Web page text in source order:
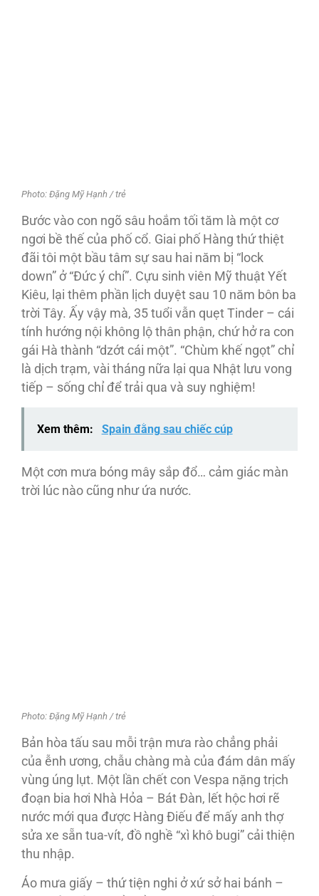
Photo: Đặng Mỹ Hạnh / trẻ
Bước vào con ngõ sâu hoắm tối tăm là một cơ
ngơi bề thế của phố cổ. Giai phố Hàng thứ thiệt
đãi tôi một bầu tâm sự sau hai năm bị “lock
down” ở “Đức ý chí”. Cựu sinh viên Mỹ thuật Yết
Kiêu, lại thêm phần lịch duyệt sau 10 năm bôn ba
trời Tây. Ấy vậy mà, 35 tuổi vẫn quẹt Tinder – cái
tính hướng nội không lộ thân phận, chứ hở ra con
gái Hà thành “dzớt cái một”. “Chùm khế ngọt” chỉ
là dịch trạm, vài tháng nữa lại qua Nhật lưu vong
tiếp – sống chỉ để trải qua và suy nghiệm!
Xem thêm: Spain đằng sau chiếc cúp
Một cơn mưa bóng mây sắp đổ… cảm giác màn
trời lúc nào cũng như ứa nước.
Photo: Đặng Mỹ Hạnh / trẻ
Bản hòa tấu sau mỗi trận mưa rào chẳng phải
của ễnh ương, chẫu chàng mà của đám dân mấy
vùng úng lụt. Một lần chết con Vespa nặng trịch
đoạn bia hơi Nhà Hỏa – Bát Đàn, lết hộc hơi rẽ
nước mới qua được Hàng Điếu để mấy anh thợ
sửa xe sẵn tua-vít, đồ nghề “xì khô bugi” cải thiện
thu nhập.
Áo mưa giấy – thứ tiện nghi ở xứ sở hai bánh –